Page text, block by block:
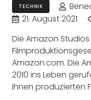
TECHNIK
21. August 2021
Die Amazon
Amazon.com. Die
2010 ins Leben
ihnen produzierten